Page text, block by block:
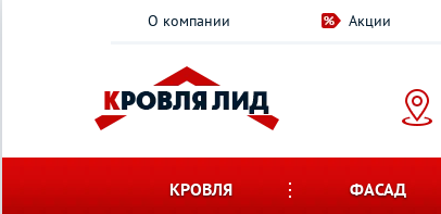
О компании Акции
КРОВЛЯ ФАСАД